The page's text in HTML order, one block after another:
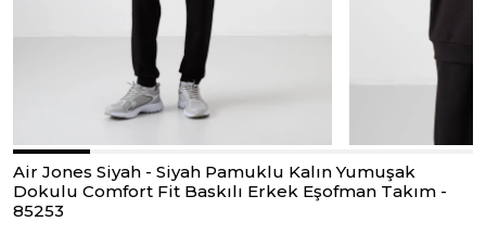
Air Jones Siyah - Siyah Pamuklu Kalın Yumuşak
Dokulu Comfort Fit Baskılı Erkek Eşofman Takım -
85253